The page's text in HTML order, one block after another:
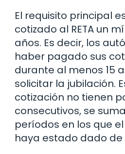
El requisito principal
cotizado al RETA un
años. Es decir, los
haber pagado sus
durante al menos 15
solicitar la jubilación.
cotización no tienen
consecutivos, se
períodos en los que
haya estado dado de